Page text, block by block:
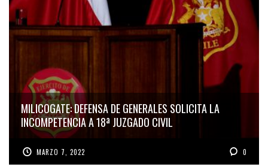
MILICOGATE: DEFENSA DE GENERALES SOLICITA LA
INCOMPETENCIA A 18ª JUZGADO CIVIL
MARZO 7, 2022 0